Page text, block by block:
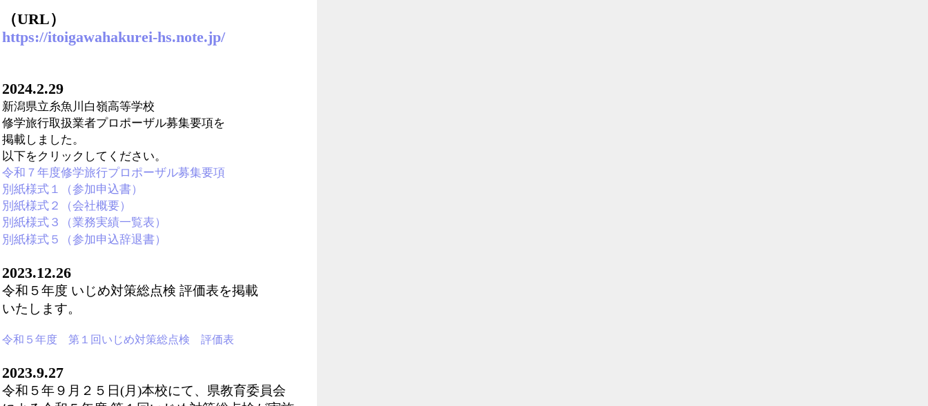
（URL）
https://itoigawahakurei-hs.note.jp/
2024.2.29
新潟県立糸魚川白嶺高等学校
修学旅行取扱業者プロポーザル募集要項を
掲載しました。
以下をクリックしてください。
令和７年度修学旅行プロポーザル募集要項
別紙様式１（参加申込書）
別紙様式２（会社概要）
別紙様式３（業務実績一覧表）
別紙様式５（参加申込辞退書）
2023.12.26
令和５年度 いじめ対策総点検 評価表を掲載
いたします。
令和５年度 第１回いじめ対策総点検 評価表
2023.9.27
令和５年９月２５日(月)本校にて、県教育委員会